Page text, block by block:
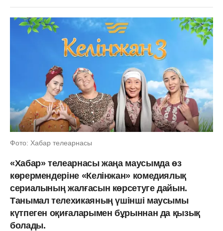
Фото: Хабар телеарнасы
«Хабар» телеарнасы жаңа маусымда өз
көрермендеріне «Келінжан» комедиялық
сериалының жалғасын көрсетуге дайын.
Танымал телехикаяның үшінші маусымы
күтпеген оқиғаларымен бұрыннан да қызық
болады.